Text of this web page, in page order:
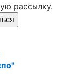
рассылку.